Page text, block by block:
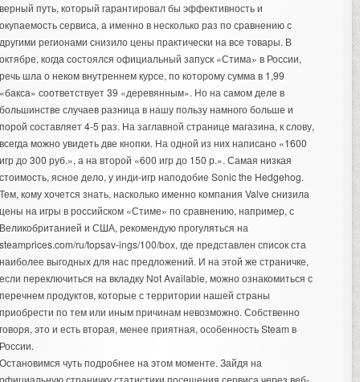
путь, который гарантировал бы эффективность и
сервиса, а именно в несколько раз по сравнению с
регионами снизило цены практически на все товары. В
когда состоялся официальный запуск «Стима» в России,
шла о неком внутреннем курсе, по которому сумма в 1,99
соответствует 39 «деревянным». Но на самом деле в
случаев разница в нашу пользу намного больше и
составляет 4-5 раз. На заглавной странице магазина, к слову,
можно увидеть две кнопки. На одной из них написано «1600
до 300 руб.», а на второй «600 игр до 150 р.». Самая низкая
ясное дело, у инди-игр наподобие Sonic the Hedgehog.
кому хочется знать, насколько именно компания Valve снизила
на игры в российском «Стиме» по сравнению, например, с
и США, рекомендую прогуляться на
ru/topsav-ings/100/box, где представлен список ста
выгодных для нас предложений. И на этой же страничке,
переключиться на вкладку Not Available, можно ознакомиться с
продуктов, которые с территории нашей страны
по тем или иным причинам невозможно. Собственно
это и есть вторая, менее приятная, особенность Steam в
чуть подробнее на этом моменте. Зайдя на
страничку статистики посещения сервиса через веб-